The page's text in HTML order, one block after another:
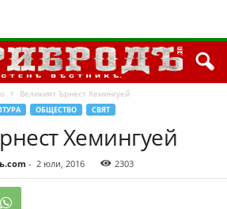
Великият Ърнест Хемингуей
ОБЩЕСТВО СВЯТ
Хемингуей
- 2 юли, 2016 2303